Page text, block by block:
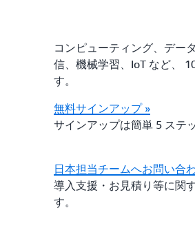
コンピューティング、デー
信、機械学習、IoT など、
す。
無料サインアップ »
サインアップは簡単 5 ステ
日本担当チームへお問い合
導入支援・お見積り等に関
す。